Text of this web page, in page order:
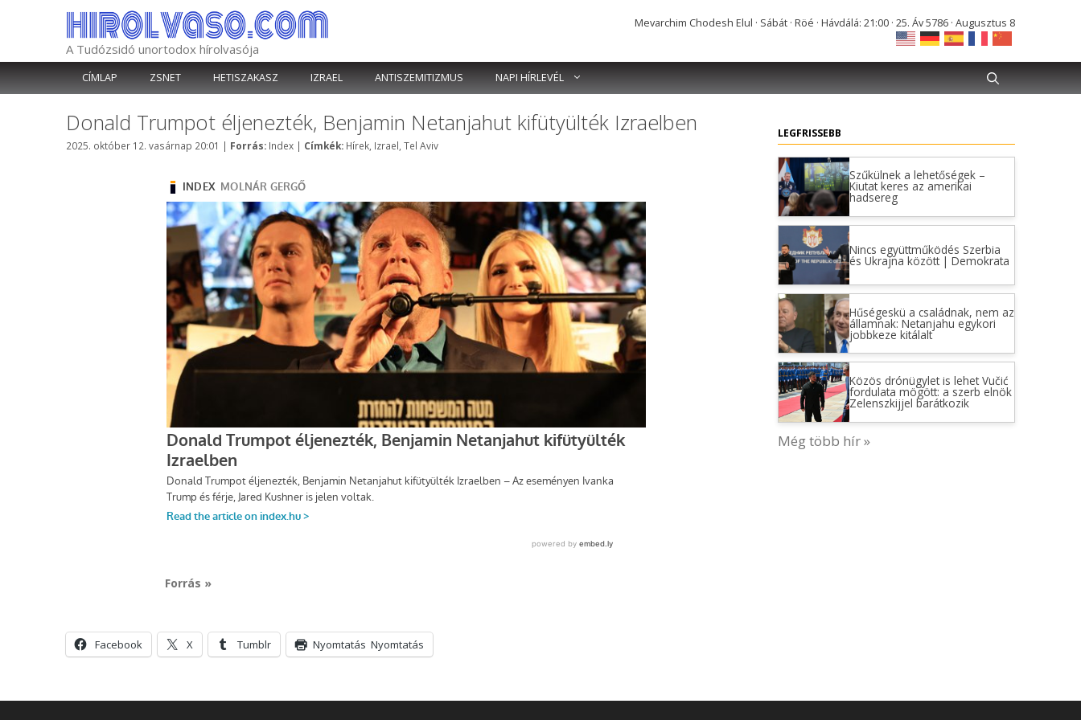
A Tudózsidó unortodox hírolvasója
Mevarchim Chodesh Elul · Sábát · Röé · Hávdálá: 21:00 · 25. Áv 5786 · Augusztus 8
CÍMLAP ZSNET HETISZAKASZ IZRAEL ANTISZEMITIZMUS NAPI HÍRLEVÉL
Donald Trumpot éljenezték, Benjamin Netanjahut kifütyülték Izraelben
2025. október 12. vasárnap 20:01 | Forrás: Kategória
Index | Címkék: Címkék
Hírek Izrael Tel Aviv
Forrás »
Facebook X Tumblr Nyomtatás Nyomtatás
LEGFRISSEBB
Szűkülnek a lehetőségek –
Kiutat keres az amerikai
hadsereg
Nincs együttműködés Szerbia
és Ukrajna között | Demokrata
Hűségeskü a családnak, nem az
államnak: Netanjahu egykori
jobbkeze kitálalt
Közös drónügylet is lehet Vučić
fordulata mögött: a szerb elnök
Zelenszkijjel barátkozik
Még több hír »